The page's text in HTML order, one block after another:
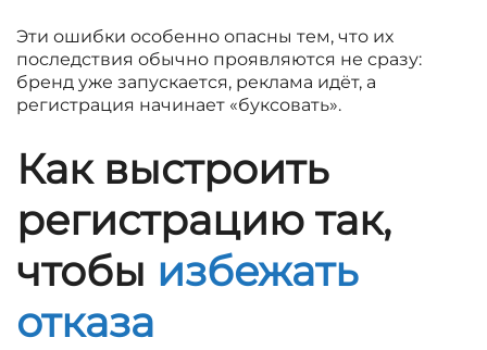
Эти ошибки особенно опасны тем, что их
последствия обычно проявляются не сразу:
бренд уже запускается, реклама идёт, а
регистрация начинает «буксовать».
Как выстроить
регистрацию так,
чтобы избежать
отказа